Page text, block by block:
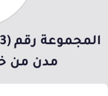
مدن من